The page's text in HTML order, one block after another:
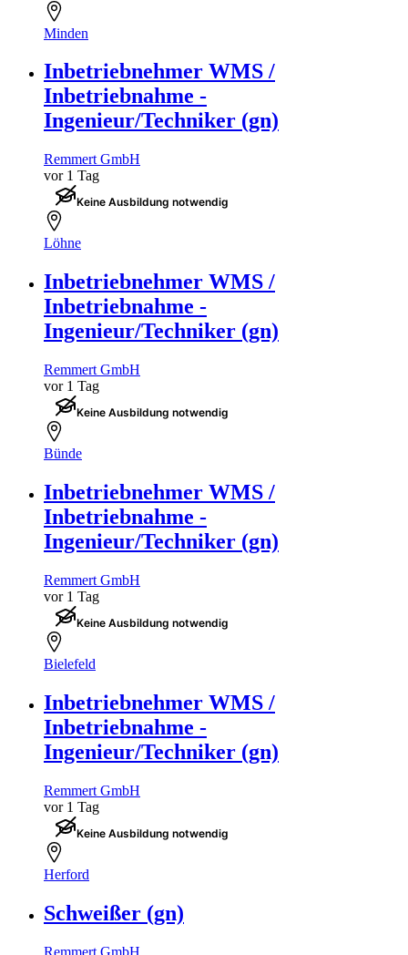
Minden
Inbetriebnehmer WMS /
Inbetriebnahme -
Ingenieur/Techniker (gn)
Remmert GmbH
vor 1 Tag
Keine Ausbildung notwendig
Löhne
Inbetriebnehmer WMS /
Inbetriebnahme -
Ingenieur/Techniker (gn)
Remmert GmbH
vor 1 Tag
Keine Ausbildung notwendig
Bünde
Inbetriebnehmer WMS /
Inbetriebnahme -
Ingenieur/Techniker (gn)
Remmert GmbH
vor 1 Tag
Keine Ausbildung notwendig
Bielefeld
Inbetriebnehmer WMS /
Inbetriebnahme -
Ingenieur/Techniker (gn)
Remmert GmbH
vor 1 Tag
Keine Ausbildung notwendig
Herford
Schweißer (gn)
Remmert GmbH